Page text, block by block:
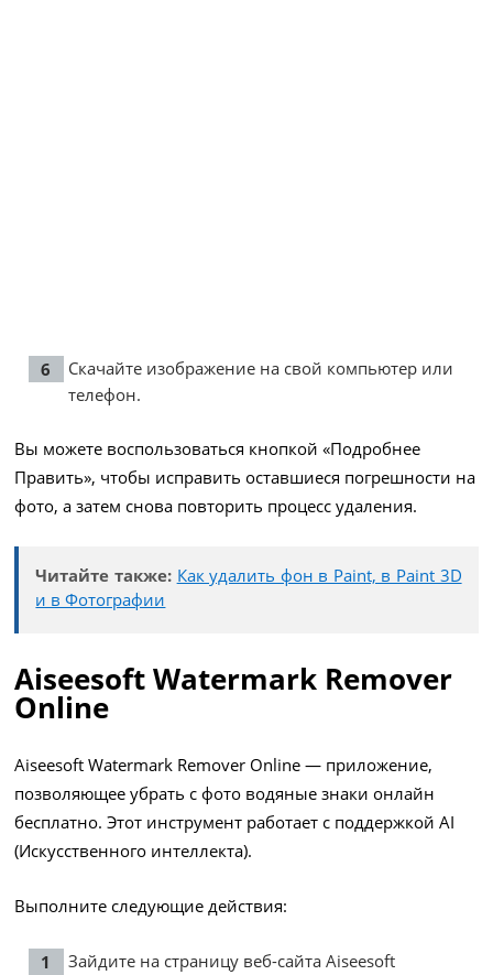
Скачайте изображение на свой компьютер или
телефон.
Вы можете воспользоваться кнопкой «Подробнее
Править», чтобы исправить оставшиеся погрешности на
фото, а затем снова повторить процесс удаления.
Читайте также: Как удалить фон в Paint, в Paint 3D
и в Фотографии
Aiseesoft Watermark Remover
Online
Aiseesoft Watermark Remover Online — приложение,
позволяющее убрать с фото водяные знаки онлайн
бесплатно. Этот инструмент работает с поддержкой AI
(Искусственного интеллекта).
Выполните следующие действия:
Зайдите на страницу веб-сайта Aiseesoft